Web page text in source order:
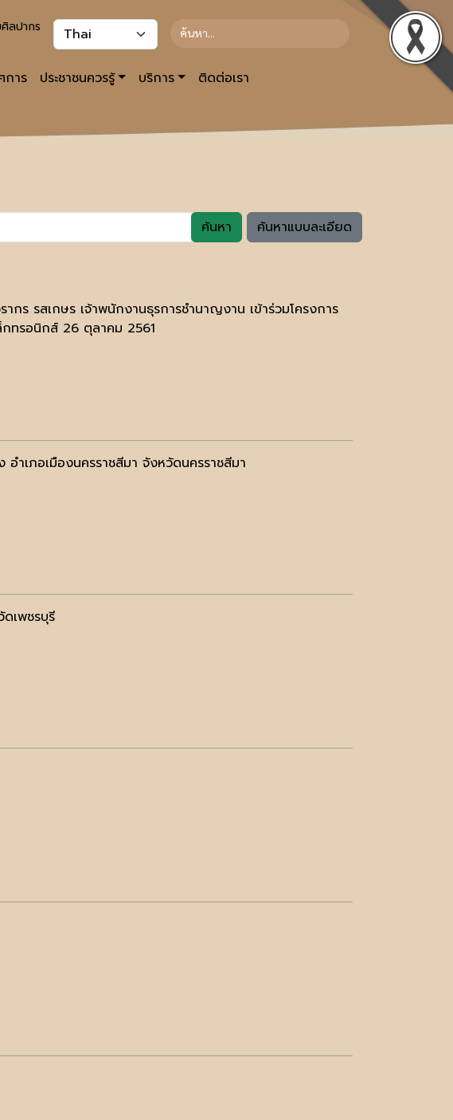
ลปากร
การ ประชาชนควรรู้ บริการ ติดต่อเรา
ค้นหา ค้นหาแบบละเอียด
ร รสเกษร เจ้าพนักงานธุรการชำนาญงาน เข้าร่วมโครงการ
ทรอนิกส์ 26 ตุลาคม 2561
ำเภอเมืองนครราชสีมา จังหวัดนครราชสีมา
เพชรบุรี